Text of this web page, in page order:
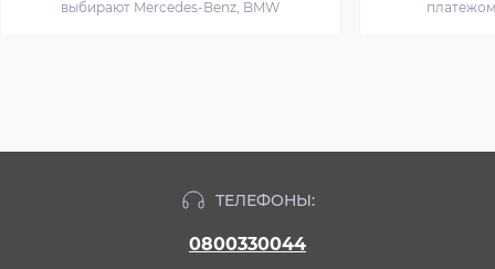
выбирают Mercedes-Benz, BMW
ТЕЛЕФОНЫ:
0800330044